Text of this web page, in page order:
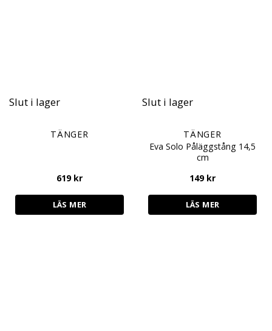
Slut i lager
TÄNGER
619 kr
LÄS MER
Slut i lager
TÄNGER
Eva Solo Påläggstång 14,5
cm
149 kr
LÄS MER